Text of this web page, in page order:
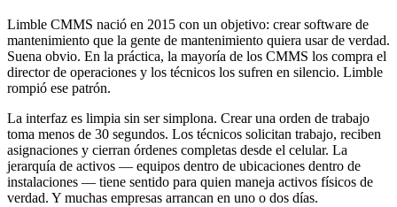
Limble CMMS nació en 2015 con un objetivo: crear software de
mantenimiento que la gente de mantenimiento quiera usar de verdad.
Suena obvio. En la práctica, la mayoría de los CMMS los compra el
director de operaciones y los técnicos los sufren en silencio. Limble
rompió ese patrón.
La interfaz es limpia sin ser simplona. Crear una orden de trabajo
toma menos de 30 segundos. Los técnicos solicitan trabajo, reciben
asignaciones y cierran órdenes completas desde el celular. La
jerarquía de activos — equipos dentro de ubicaciones dentro de
instalaciones — tiene sentido para quien maneja activos físicos de
verdad. Y muchas empresas arrancan en uno o dos días.